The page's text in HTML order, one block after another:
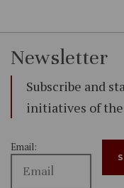
Newsletter
Subscribe and
initiatives of the
Email: